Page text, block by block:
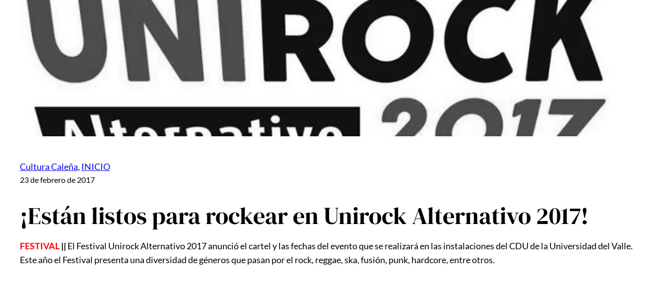
Cultura Caleña, INICIO
23 de febrero de 2017
¡Están listos para rockear en Unirock Alternativo 2017!
FESTIVAL|| El Festival Unirock Alternativo 2017 anunció el cartel y las fechas del evento que se realizará en las instalaciones del CDU de la Universidad del Valle.
Este año el Festival presenta una diversidad de géneros que pasan por el rock, reggae, ska, fusión, punk, hardcore, entre otros.